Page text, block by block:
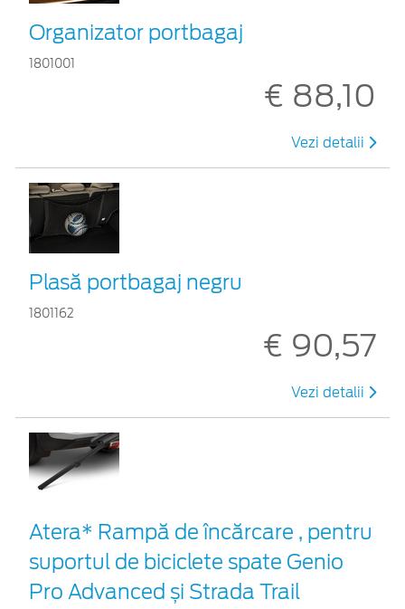
Organizator portbagaj
1801001
€ 88,10
Vezi detalii
Plasă portbagaj negru
1801162
€ 90,57
Vezi detalii
Atera* Rampă de încărcare , pentru
suportul de biciclete spate Genio
Pro Advanced și Strada Trail